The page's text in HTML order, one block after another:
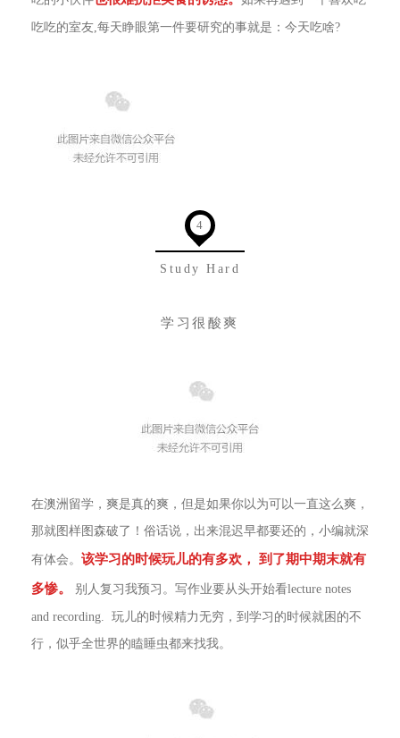
吃吃的室友,每天睁眼第一件要研究的事就是：今天吃啥?
4
Study Hard
学习很酸爽
在澳洲留学，爽是真的爽，但是如果你以为可以一直这么爽，
那就图样图森破了！俗话说，出来混迟早都要还的，小编就深
有体会。 该学习的时候玩儿的有多欢， 到了期中期末就有
多惨。 别人复习我预习。写作业要从头开始看lecture notes
and recording. 玩儿的时候精力无穷，到学习的时候就困的不
行，似乎全世界的瞌睡虫都来找我。